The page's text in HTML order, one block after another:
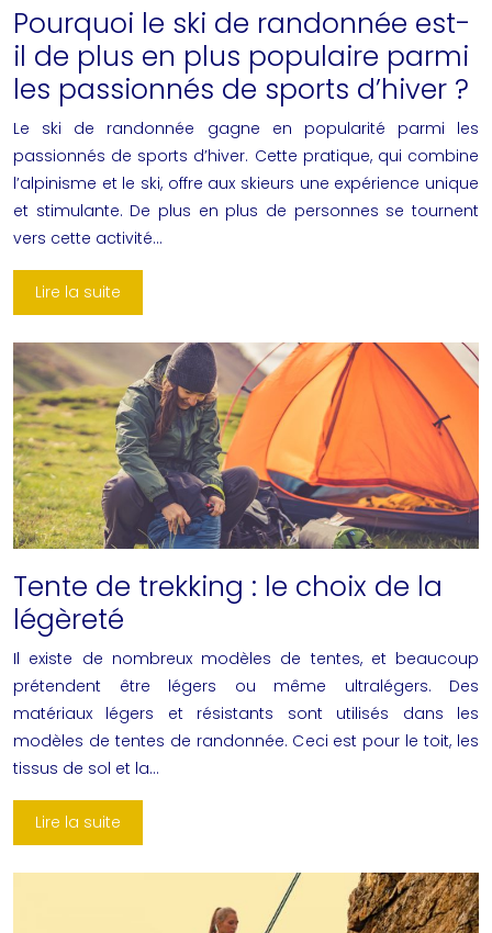
Pourquoi le ski de randonnée est-
il de plus en plus populaire parmi
les passionnés de sports d’hiver ?
Le ski de randonnée gagne en popularité parmi les
passionnés de sports d’hiver. Cette pratique, qui combine
l’alpinisme et le ski, offre aux skieurs une expérience unique
et stimulante. De plus en plus de personnes se tournent
vers cette activité…
Lire la suite
Tente de trekking : le choix de la
légèreté
Il existe de nombreux modèles de tentes, et beaucoup
prétendent être légers ou même ultralégers. Des
matériaux légers et résistants sont utilisés dans les
modèles de tentes de randonnée. Ceci est pour le toit, les
tissus de sol et la…
Lire la suite